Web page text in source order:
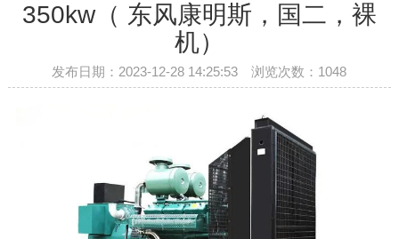
350kw（ 东风康明斯，国二，裸
机）
发布日期：2023-12-28 14:25:53 浏览次数： 1048